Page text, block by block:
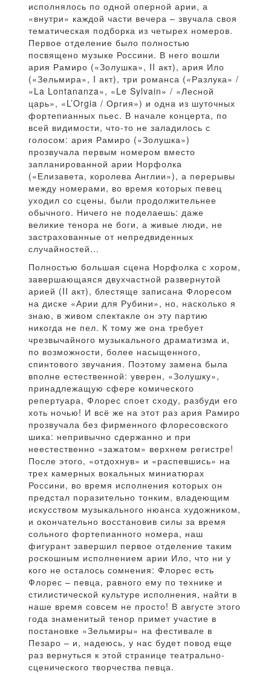
исполнялось по одной оперной арии, а
«внутри» каждой части вечера – звучала своя
тематическая подборка из четырех номеров.
Первое отделение было полностью
посвящено музыке Россини. В него вошли
ария Рамиро («Золушка», II акт), ария Ило
(«Зельмира», I акт), три романса («Разлука» /
«La Lontananza», «Le Sylvain» / «Лесной
царь», «L’Orgia / Оргия») и одна из шуточных
фортепианных пьес. В начале концерта, по
всей видимости, что-то не заладилось с
голосом: ария Рамиро («Золушка»)
прозвучала первым номером вместо
запланированной арии Норфолка
(«Елизавета, королева Англии»), а перерывы
между номерами, во время которых певец
уходил со сцены, были продолжительнее
обычного. Ничего не поделаешь: даже
великие тенора не боги, а живые люди, не
застрахованные от непредвиденных
случайностей…
Полностью большая сцена Норфолка с хором,
завершающаяся двухчастной развернутой
арией (II акт), блестяще записана Флоресом
на диске «Арии для Рубини», но, насколько я
знаю, в живом спектакле он эту партию
никогда не пел. К тому же она требует
чрезвычайного музыкального драматизма и,
по возможности, более насыщенного,
спинтового звучания. Поэтому замена была
вполне естественной: уверен, «Золушку»,
принадлежащую сфере комического
репертуара, Флорес споет сходу, разбуди его
хоть ночью! И всё же на этот раз ария Рамиро
прозвучала без фирменного флоресовского
шика: непривычно сдержанно и при
неестественно «зажатом» верхнем регистре!
После этого, «отдохнув» и «распевшись» на
трех камерных вокальных миниатюрах
Россини, во время исполнения которых он
предстал поразительно тонким, владеющим
искусством музыкального нюанса художником,
и окончательно восстановив силы за время
сольного фортепианного номера, наш
фигурант завершил первое отделение таким
роскошным исполнением арии Ило, что ни у
кого не осталось сомнения: Флорес есть
Флорес – певца, равного ему по технике и
стилистической культуре исполнения, найти в
наше время совсем не просто! В августе этого
года знаменитый тенор примет участие в
постановке «Зельмиры» на фестивале в
Пезаро – и, надеюсь, у нас будет повод еще
раз вернуться к этой странице театрально-
сценического творчества певца.